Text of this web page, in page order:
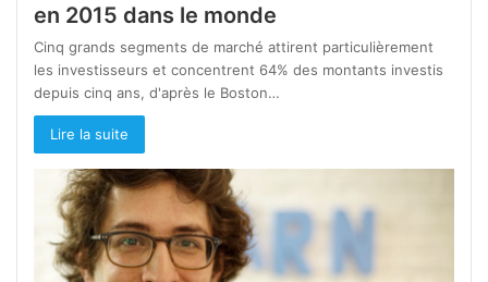
en 2015 dans le monde
Cinq grands segments de marché attirent particulièrement
les investisseurs et concentrent 64% des montants investis
depuis cinq ans, d'après le Boston…
Lire la suite